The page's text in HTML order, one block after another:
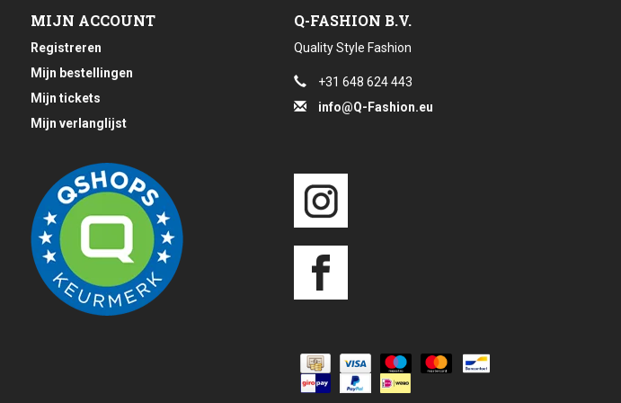
MIJN ACCOUNT
Registreren
Mijn bestellingen
Mijn tickets
Mijn verlanglijst
Q-FASHION B.V.
Quality Style Fashion
+31 648 624 443
info@Q-Fashion.eu